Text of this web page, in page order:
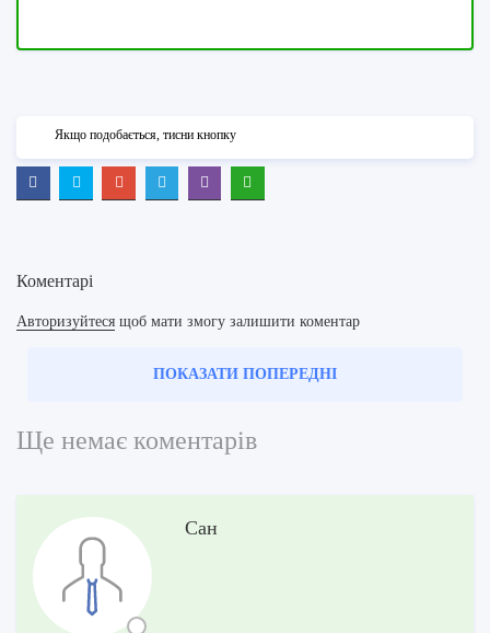
Якщо подобається, тисни кнопку
Коментарі
Авторизуйтеся щоб мати змогу залишити коментар
ПОКАЗАТИ ПОПЕРЕДНІ
Ще немає коментарів
Сан